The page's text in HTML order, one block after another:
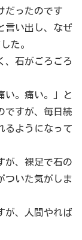
だったのです
言い出し、なぜ
た。
、石がごろごろ
い。痛い。」と
ですが、毎日続
るようになって
が、裸足で石の
ついた気がしま
が、人間やれば